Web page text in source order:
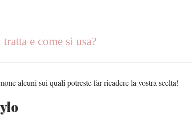
e come si usa?
alcuni sui quali potreste far ricadere la vostra scelta!